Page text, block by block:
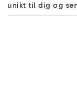
unikt til dig og
æske. Vælg flere